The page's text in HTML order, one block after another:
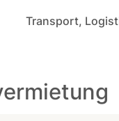
Transport,